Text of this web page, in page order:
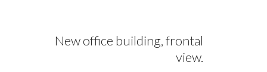
New office building, frontal
view.